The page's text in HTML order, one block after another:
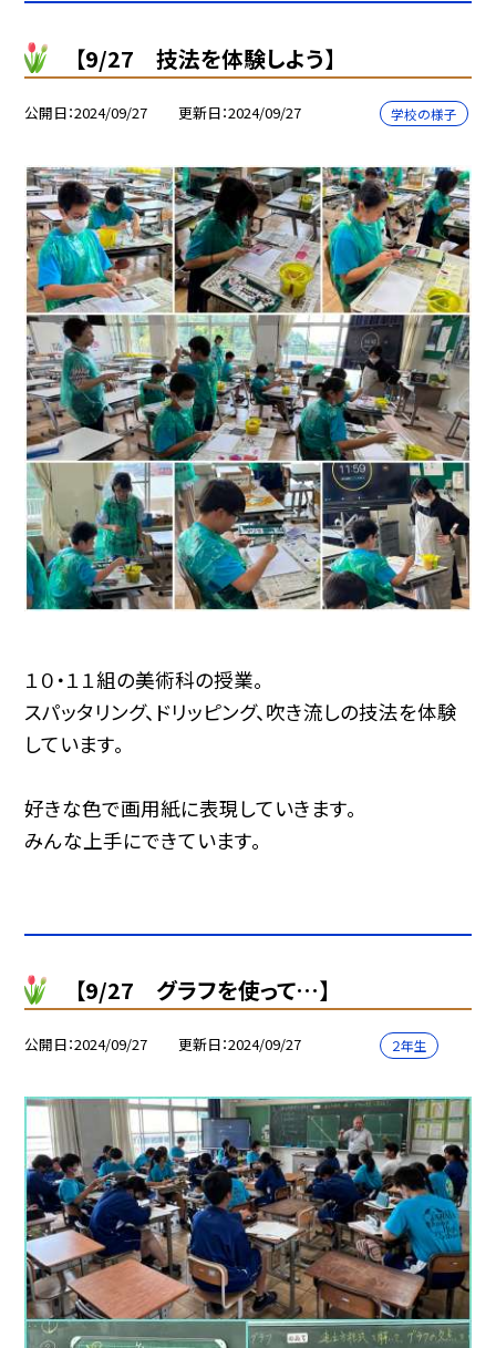
【9/27 技法を体験しよう】
公開日 2024/09/27 更新日 2024/09/27 学校の様子
１０・１１組の美術科の授業。
スパッタリング、ドリッピング、吹き流しの技法を体験
しています。
好きな色で画用紙に表現していきます。
みんな上手にできています。
【9/27 グラフを使って…】
公開日 2024/09/27 更新日 2024/09/27 ２年生